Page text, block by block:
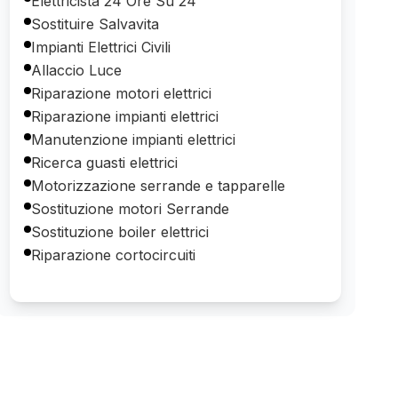
Sostituire Salvavita
Impianti Elettrici Civili
Allaccio Luce
Riparazione motori elettrici
Riparazione impianti elettrici
Manutenzione impianti elettrici
Ricerca guasti elettrici
Motorizzazione serrande e tapparelle
Sostituzione motori Serrande
Sostituzione boiler elettrici
Riparazione cortocircuiti